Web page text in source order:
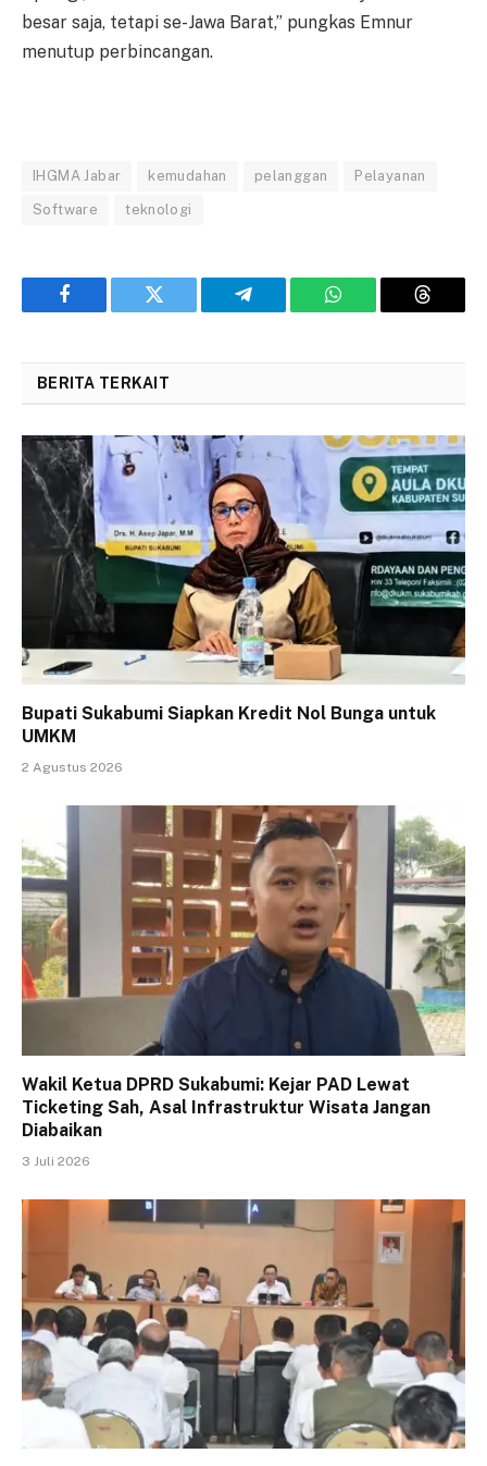
besar saja, tetapi se-Jawa Barat,” pungkas Emnur
menutup perbincangan.
IHGMA Jabar kemudahan pelanggan Pelayanan
Software teknologi
Facebook Twitter Telegram WhatsApp Threads
BERITA TERKAIT
Bupati Sukabumi Siapkan Kredit Nol Bunga untuk
UMKM
2 Agustus 2026
Wakil Ketua DPRD Sukabumi: Kejar PAD Lewat
Ticketing Sah, Asal Infrastruktur Wisata Jangan
Diabaikan
3 Juli 2026